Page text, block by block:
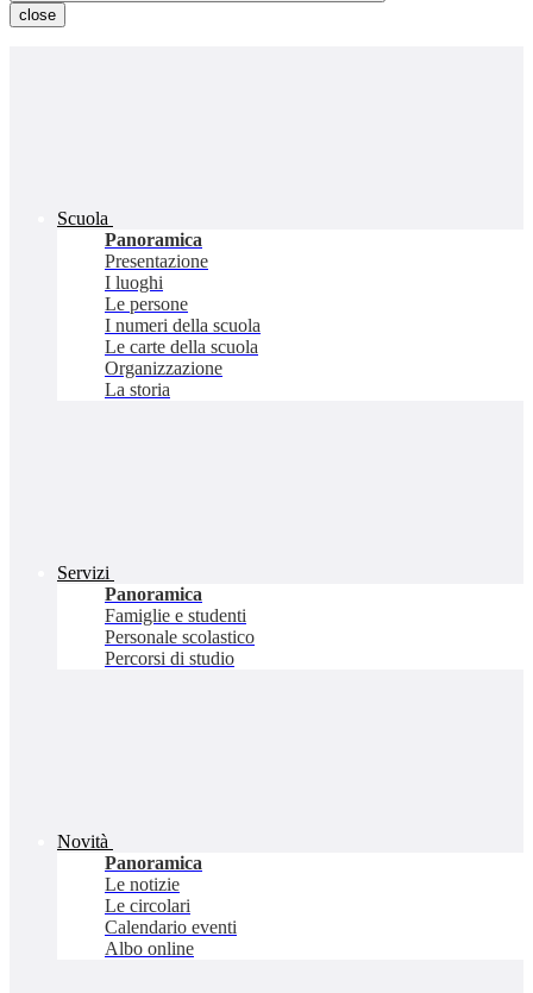
close
Scuola
Panoramica
Presentazione
I luoghi
Le persone
I numeri della scuola
Le carte della scuola
Organizzazione
La storia
Servizi
Panoramica
Famiglie e studenti
Personale scolastico
Percorsi di studio
Novità
Panoramica
Le notizie
Le circolari
Calendario eventi
Albo online